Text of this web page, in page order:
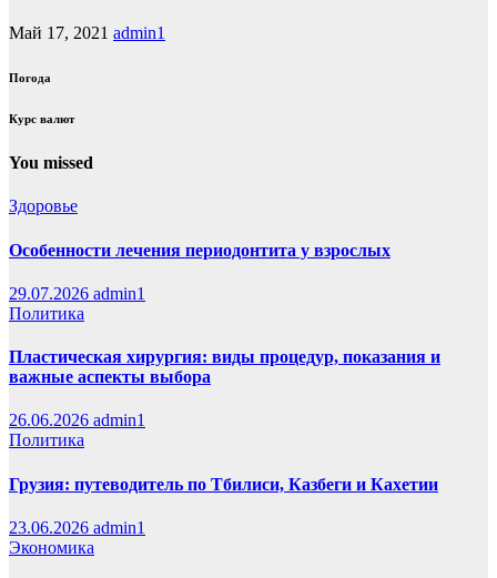
Май 17, 2021 admin1
Погода
Курс валют
You missed
Здоровье
Особенности лечения периодонтита у взрослых
29.07.2026 admin1
Политика
Пластическая хирургия: виды процедур, показания и
важные аспекты выбора
26.06.2026 admin1
Политика
Грузия: путеводитель по Тбилиси, Казбеги и Кахетии
23.06.2026 admin1
Экономика